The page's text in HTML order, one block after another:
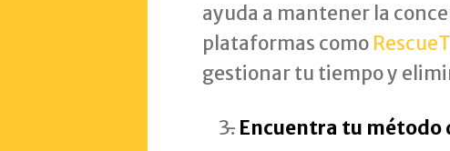
ayuda a mantener la
plataformas como
gestionar tu tiempo y
Encuentra tu método